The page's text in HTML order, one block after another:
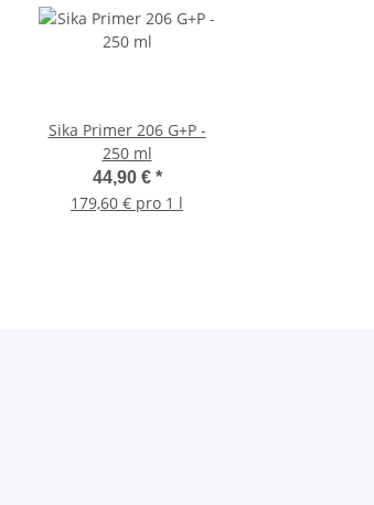
Sika Primer 206 G+P -
250 ml
44,90 € *
179,60 € pro 1 l